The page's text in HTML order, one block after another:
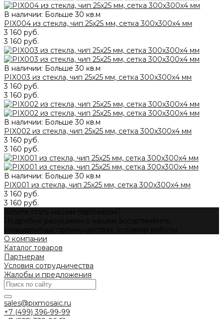
В наличии: Больше 30 кв.м
PIX004 из стекла, чип 25х25 мм, сетка 300х300х4 мм
3 160 руб.
3 160 руб.
В наличии: Больше 30 кв.м
PIX003 из стекла, чип 25х25 мм, сетка 300х300х4 мм
3 160 руб.
3 160 руб.
В наличии: Больше 30 кв.м
PIX002 из стекла, чип 25х25 мм, сетка 300х300х4 мм
3 160 руб.
3 160 руб.
В наличии: Больше 30 кв.м
PIX001 из стекла, чип 25х25 мм, сетка 300х300х4 мм
3 160 руб.
3 160 руб.
О компании
Каталог товаров
Партнерам
Условия сотрудничества
Жалобы и предложения
sales@pixmosaic.ru
+7 (499) 396-99-99